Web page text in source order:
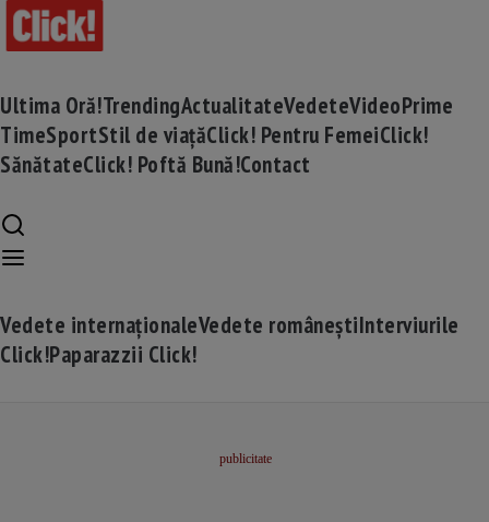
Ultima Oră!TrendingActualitateVedeteVideoPrime
TimeSportStil de viațăClick! Pentru FemeiClick!
SănătateClick! Poftă Bună!Contact
Vedete internaționaleVedete româneștiInterviurile
Click!Paparazzii Click!